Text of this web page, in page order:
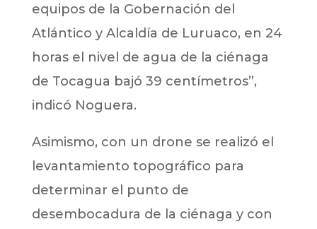
equipos de la Gobernación del
Atlántico y Alcaldía de Luruaco, en 24
horas el nivel de agua de la ciénaga
de Tocagua bajó 39 centímetros”,
indicó Noguera.
Asimismo, con un drone se realizó el
levantamiento topográfico para
determinar el punto de
desembocadura de la ciénaga y con